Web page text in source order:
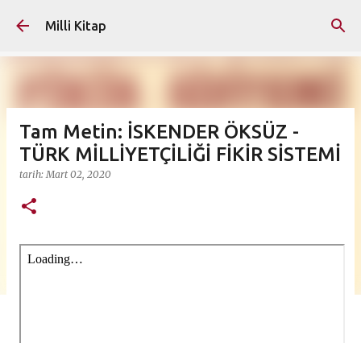
Milli Kitap
Tam Metin: İSKENDER ÖKSÜZ -
TÜRK MİLLİYETÇİLİĞİ FİKİR SİSTEMİ
tarih:Mart 02, 2020